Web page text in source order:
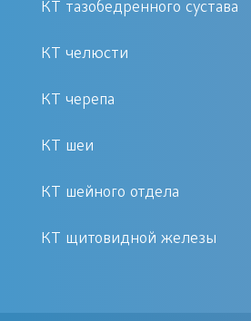
КТ тазобедренного сустава
КТ челюсти
КТ черепа
КТ шеи
КТ шейного отдела
КТ щитовидной железы